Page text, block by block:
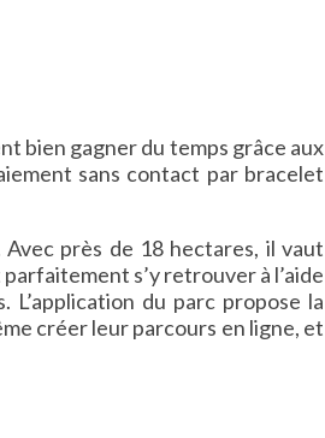
bien gagner du temps grâce aux
sans contact par bracelet
près de 18 hectares, il vaut
s’y retrouver à l’aide
du parc propose la
créer leur parcours en ligne, et